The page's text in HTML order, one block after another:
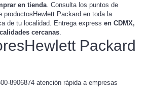
en tienda . Consulta los puntos de
productosHewlett Packard en toda la
de tu localidad . Entrega express en CDMX,
cercanas.
Packard
8906874 atención rápida a empresas